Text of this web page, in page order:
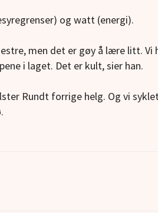
og watt (energi).
men det er gøy å lære litt.
i laget. Det er kult, sier han.
Rundt forrige helg. Og vi